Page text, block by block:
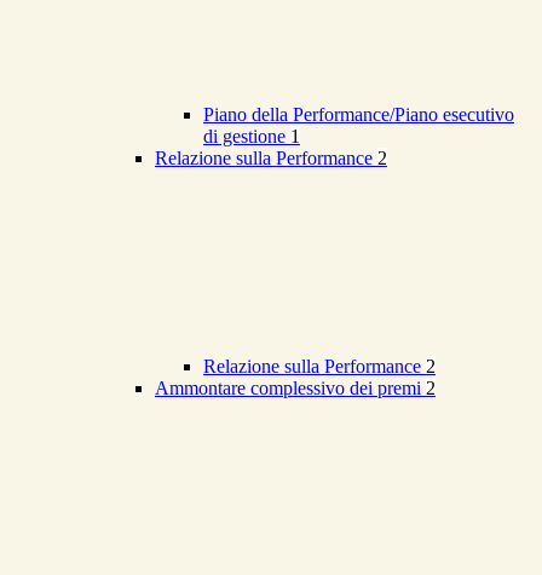
Piano della Performance/Piano esecutivo
di gestione 1
Relazione sulla Performance 2
Relazione sulla Performance 2
Ammontare complessivo dei premi 2